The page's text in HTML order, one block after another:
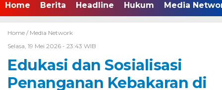
Home Berita Headline Hukum Media
Home / Media Network
Selasa, 19 Mei 2026 - 23:43 WIB
Edukasi dan Sosialisasi
Penanganan Kebakaran di